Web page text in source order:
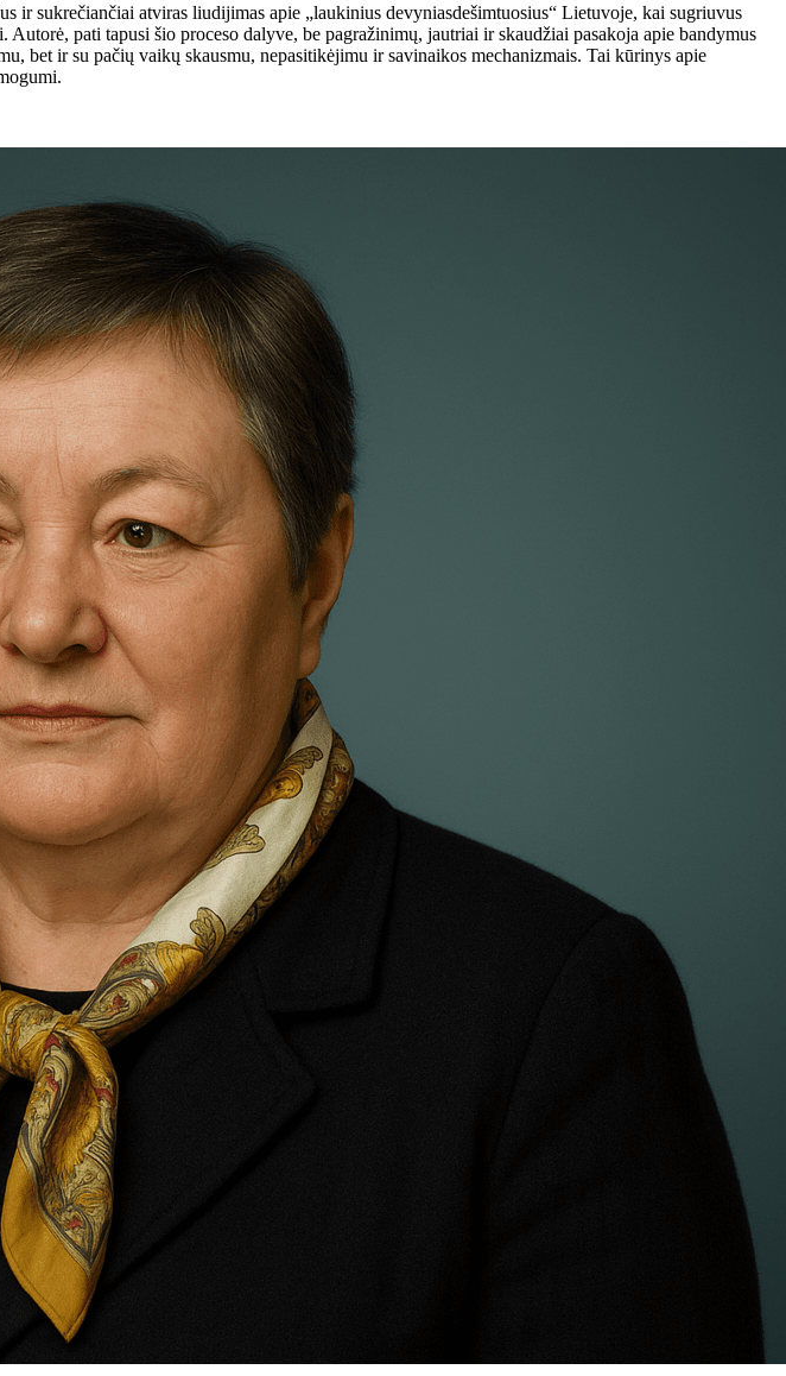
ir sukrečiančiai atviras liudijimas apie „laukinius devyniasdešimtuosius“ Lietuvoje, kai sugriuvus
pati tapusi šio proceso dalyve, be pagražinimų, jautriai ir skaudžiai pasakoja apie bandymus
bet ir su pačių vaikų skausmu, nepasitikėjimu ir savinaikos mechanizmais. Tai kūrinys apie